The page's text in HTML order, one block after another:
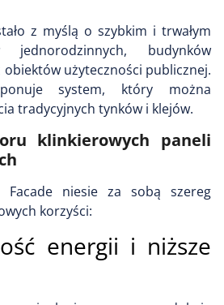
z myślą o szybkim i trwałym
jednorodzinnych, budynków
użyteczności publicznej.
system, który można
tradycyjnych tynków i klejów.
klinkierowych paneli
Facade niesie za sobą szereg
korzyści:
energii i niższe